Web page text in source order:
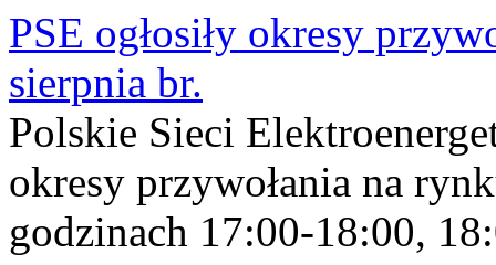
PSE ogłosiły okresy
sierpnia br.
Polskie Sieci
okresy przywołania na
godzinach 17:00-18:00,